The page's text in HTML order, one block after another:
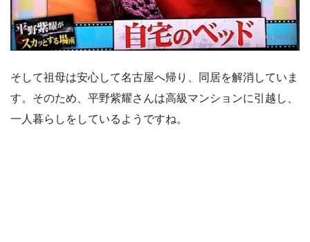
そして祖母は安心して名古屋へ帰り、同居を解消していま
す。そのため、平野紫耀さんは高級マンションに引越し、
一人暮らしをしているようですね。